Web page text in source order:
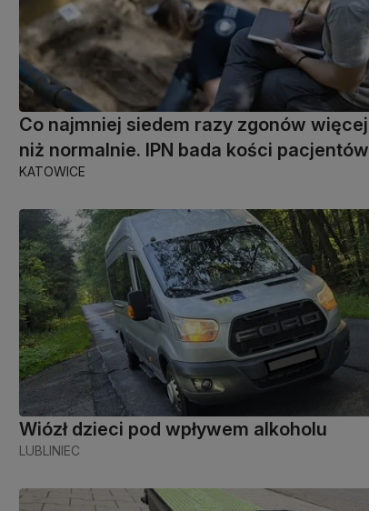
Co najmniej siedem razy zgonów więcej
niż normalnie. IPN bada kości pacjentów
KATOWICE
Wiózł dzieci pod wpływem alkoholu
LUBLINIEC